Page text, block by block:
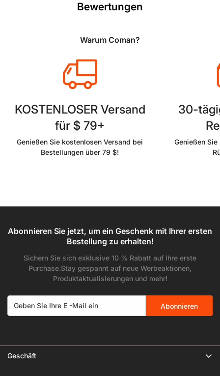
Bewertungen
Warum Coman?
KOSTENLOSER Versand
für $ 79+
Genießen Sie kostenlosen Versand bei
Bestellungen über 79 $!
30-
Genießen
Abonnieren Sie jetzt, um ein Geschenk mit Ihrer ersten
Bestellung zu erhalten!
Sichern Sie sich exklusive 10 % Rabatt auf Ihre erste
Purchase.Stay gespannt auf neue Werbeaktionen,
Produktaktualisierungen und mehr!
Abonnieren
Geschäft